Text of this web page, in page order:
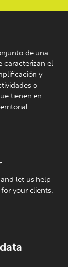
de una
caracterizan el
y
o
tienen en
let us help
your clients.